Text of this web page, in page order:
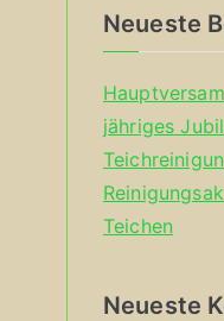
Neueste
jähriges
Teichen
Neueste